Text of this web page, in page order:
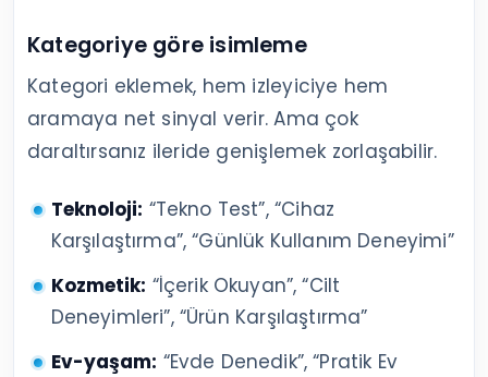
Kategoriye göre isimleme
Kategori eklemek, hem izleyiciye hem
aramaya net sinyal verir. Ama çok
daraltırsanız ileride genişlemek zorlaşabilir.
Teknoloji: “Tekno Test”, “Cihaz
Karşılaştırma”, “Günlük Kullanım Deneyimi”
Kozmetik: “İçerik Okuyan”, “Cilt
Deneyimleri”, “Ürün Karşılaştırma”
Ev-yaşam: “Evde Denedik”, “Pratik Ev